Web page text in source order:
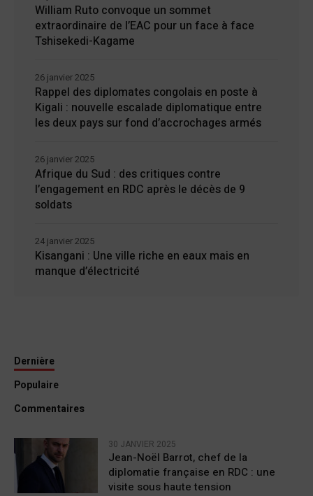
William Ruto convoque un sommet
extraordinaire de l’EAC pour un face à face
Tshisekedi-Kagame
Rappel des diplomates congolais en poste à
Kigali : nouvelle escalade diplomatique entre
les deux pays sur fond d’accrochages armés
26 janvier 2025
Afrique du Sud : des critiques contre
l’engagement en RDC après le décès de 9
soldats
26 janvier 2025
Kisangani : Une ville riche en eaux mais en
manque d’électricité
24 janvier 2025
Dernière
Populaire
Commentaires
30 JANVIER 2025
Jean-Noël Barrot, chef de la
diplomatie française en RDC : une
visite sous haute tension